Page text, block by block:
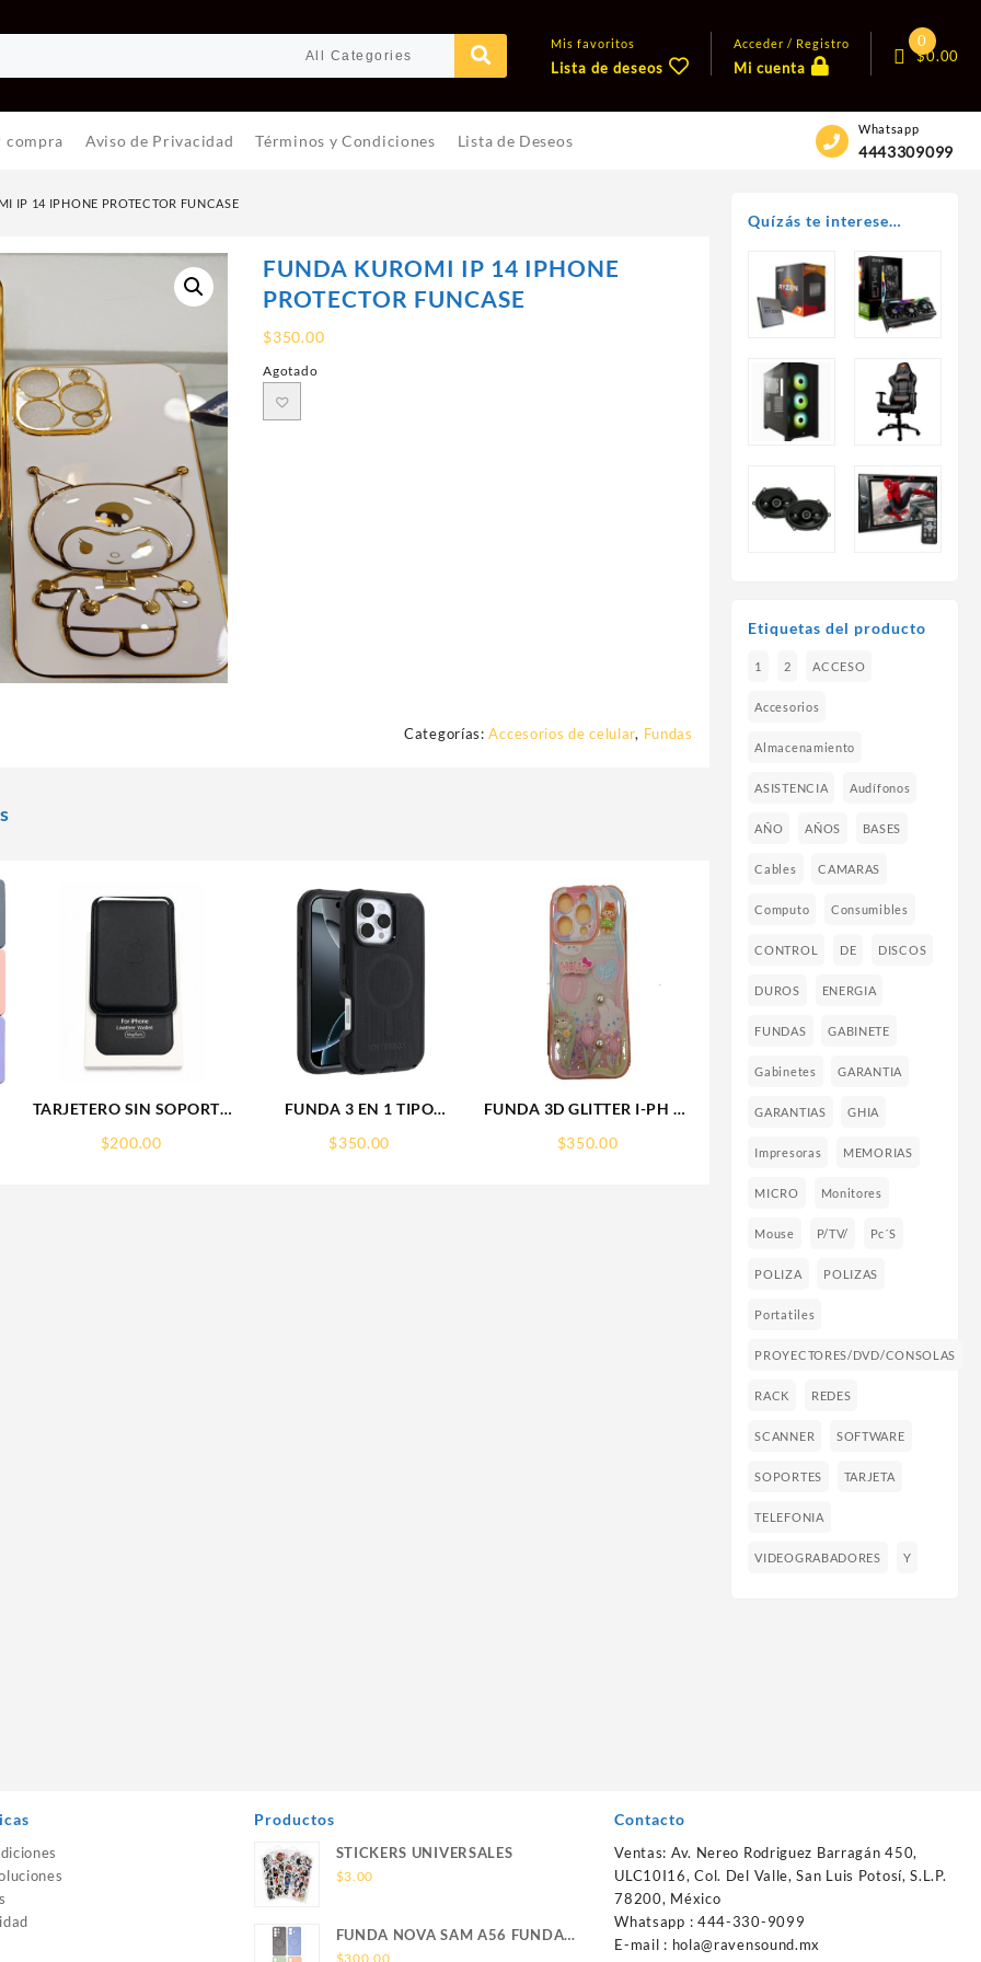
Mis favoritos
Lista de deseos
Acceder / Registro
Mi cuenta
0
$0.00
compra Aviso de Privacidad Términos y Condiciones Lista de Deseos
Whatsapp
4443309099
IP 14 IPHONE PROTECTOR FUNCASE
FUNDA KUROMI IP 14 IPHONE
PROTECTOR FUNCASE
$350.00
Agotado
Categorías:Accesorios de celular, Fundas
TARJETERO SIN SOPORTE
LEATHER WALLET
$200.00
FUNDA 3 EN 1 TIPO
SAM S26 ULTRA SAMSUNG
$350.00
FUNDA 3D GLITTER I-PH 15
FUNCASE
$350.00
Quízás te interese…
Etiquetas del producto
1 2 ACCESO
Accesorios
Almacenamiento
ASISTENCIA Audífonos
AÑO AÑOS BASES
Cables CAMARAS
Computo Consumibles
CONTROL DE DISCOS
DUROS ENERGIA
FUNDAS GABINETE
Gabinetes GARANTIA
GARANTIAS GHIA
Impresoras MEMORIAS
MICRO Monitores
Mouse P/TV/ Pc´s
POLIZA POLIZAS
Portatiles
PROYECTORES/DVD/CONSOLAS
RACK REDES
SCANNER SOFTWARE
SOPORTES TARJETA
TELEFONIA
VIDEOGRABADORES Y
Productos
STICKERS UNIVERSALES
$3.00
FUNDA NOVA SAM A56 FUNDA
SILICONA SIN SOPORTE
$300.00
Contacto
Ventas: Av. Nereo Rodriguez Barragán 450,
ULC10I16, Col. Del Valle, San Luis Potosí, S.L.P.
78200, México
Whatsapp : 444-330-9099
E-mail : hola@ravensound.mx